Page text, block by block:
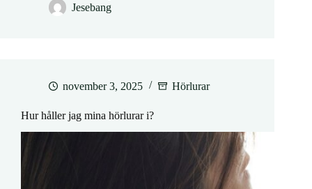
Jesebang
november 3, 2025 Hörlurar
Hur håller jag mina hörlurar i?